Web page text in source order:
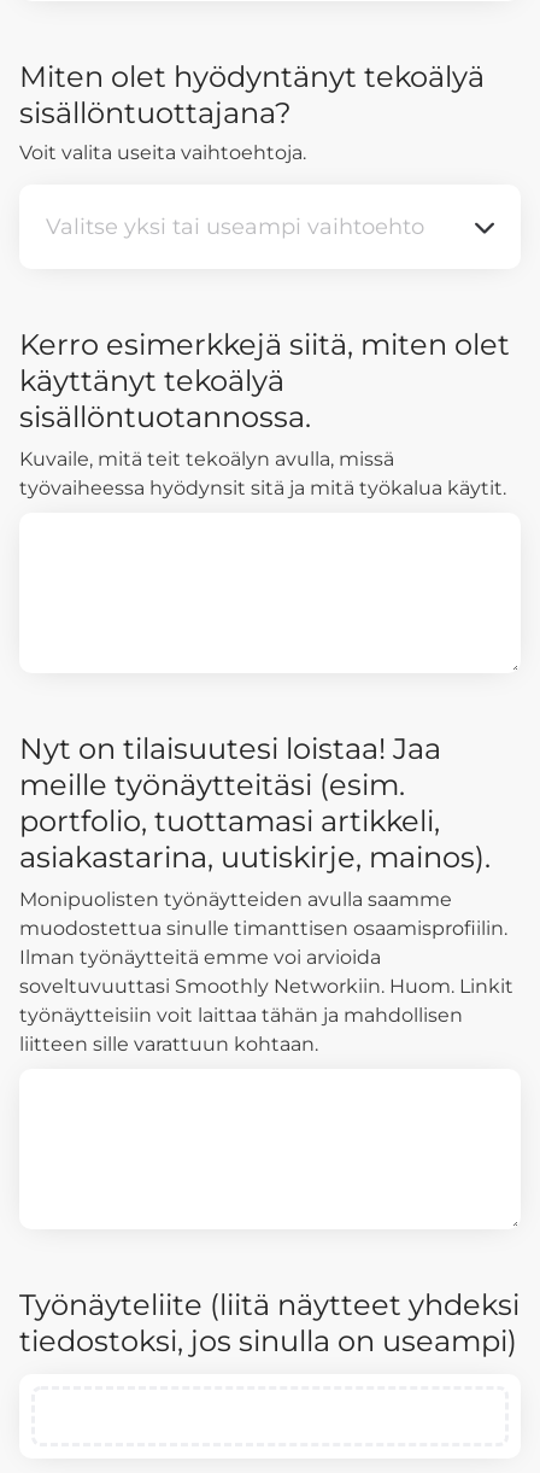
Miten olet hyödyntänyt tekoälyä
sisällöntuottajana?
Voit valita useita vaihtoehtoja.
Valitse yksi tai useampi vaihtoehto
Valitse yksi tai useampi vaihtoehto
Kerro esimerkkejä siitä, miten olet
käyttänyt tekoälyä
sisällöntuotannossa.
Kuvaile, mitä teit tekoälyn avulla, missä
työvaiheessa hyödynsit sitä ja mitä työkalua käytit.
Nyt on tilaisuutesi loistaa! Jaa
meille työnäytteitäsi (esim.
portfolio, tuottamasi artikkeli,
asiakastarina, uutiskirje, mainos).
Monipuolisten työnäytteiden avulla saamme
muodostettua sinulle timanttisen osaamisprofiilin.
Ilman työnäytteitä emme voi arvioida
soveltuvuuttasi Smoothly Networkiin. Huom. Linkit
työnäytteisiin voit laittaa tähän ja mahdollisen
liitteen sille varattuun kohtaan.
Työnäyteliite (liitä näytteet yhdeksi
tiedostoksi, jos sinulla on useampi)